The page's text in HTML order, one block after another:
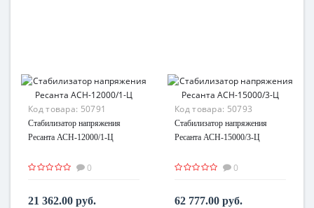
Код товара: 50791
Стабилизатор напряжения
Ресанта АСН-12000/1-Ц
0
21 362.00 руб.
Код товара: 50793
Стабилизатор напряжения
Ресанта АСН-15000/3-Ц
0
62 777.00 руб.